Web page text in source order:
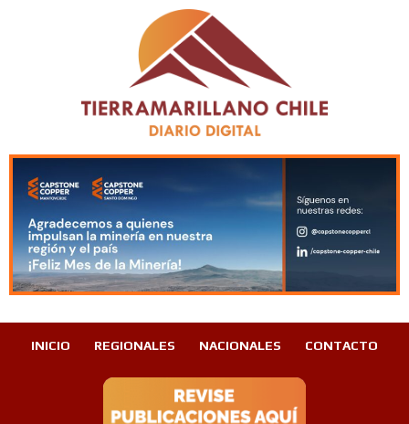
INICIO REGIONALES NACIONALES CONTACTO